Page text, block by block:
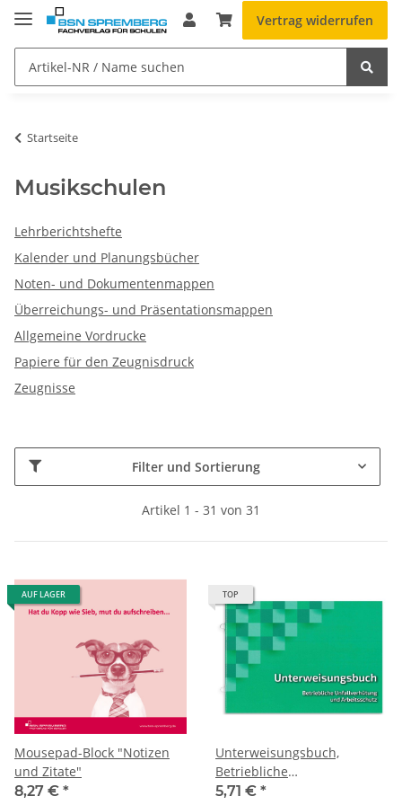
Vertrag widerrufen
Startseite
Musikschulen
Lehrberichtshefte
Kalender und Planungsbücher
Noten- und Dokumentenmappen
Überreichungs- und Präsentationsmappen
Allgemeine Vordrucke
Papiere für den Zeugnisdruck
Zeugnisse
Filter und Sortierung
Artikel 1 - 31 von 31
AUF LAGER
Mousepad-Block "Notizen
und Zitate"
8,27 € *
TOP
Unterweisungsbuch,
Betriebliche
Unfallverhütung und
5,71 € *